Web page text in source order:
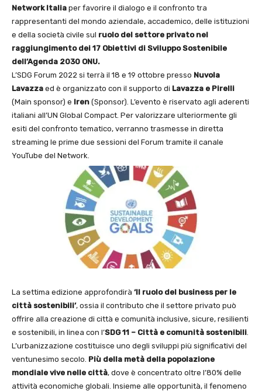
Network Italia per favorire il dialogo e il confronto tra
rappresentanti del mondo aziendale, accademico, delle istituzioni
e della società civile sul ruolo del settore privato nel
raggiungimento dei 17 Obiettivi di Sviluppo Sostenibile
dell’Agenda 2030 ONU.
L’SDG Forum 2022 si terrà il 18 e 19 ottobre presso Nuvola
Lavazza ed è organizzato con il supporto di Lavazza e Pirelli
(Main sponsor) e Iren (Sponsor). L’evento è riservato agli aderenti
italiani all’UN Global Compact. Per valorizzare ulteriormente gli
esiti del confronto tematico, verranno trasmesse in diretta
streaming le prime due sessioni del Forum tramite il canale
YouTube del Network.
La settima edizione approfondirà ‘Il ruolo del business per le
città sostenibili’, ossia il contributo che il settore privato può
offrire alla creazione di città e comunità inclusive, sicure, resilienti
e sostenibili, in linea con l’SDG 11 – Città e comunità sostenibili.
L’urbanizzazione costituisce uno degli sviluppi più significativi del
ventunesimo secolo. Più della metà della popolazione
mondiale vive nelle città, dove è concentrato oltre l’80% delle
attività economiche globali. Insieme alle opportunità, il fenomeno